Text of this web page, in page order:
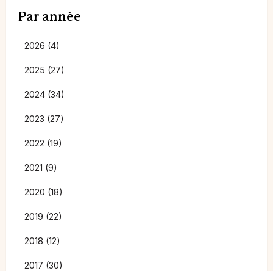
Par année
2026 (4)
2025 (27)
2024 (34)
2023 (27)
2022 (19)
2021 (9)
2020 (18)
2019 (22)
2018 (12)
2017 (30)